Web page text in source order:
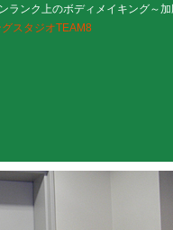
ランク上のボディメイキング～